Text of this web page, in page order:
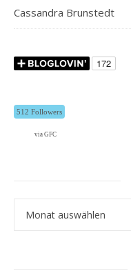
Cassandra Brunstedt
512 Followers
via GFC